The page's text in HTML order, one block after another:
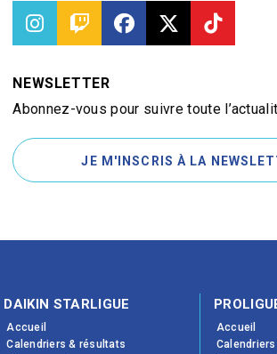
NEWSLETTER
Abonnez-vous pour suivre toute
JE M'INSCRIS À LA
DAIKIN STARLIGUE
Accueil
Calendriers & résultats
Accueil